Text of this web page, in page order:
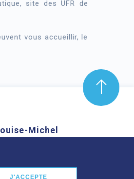
site des UFR de
vous accueillir, le
Michel
J'ACCEPTE